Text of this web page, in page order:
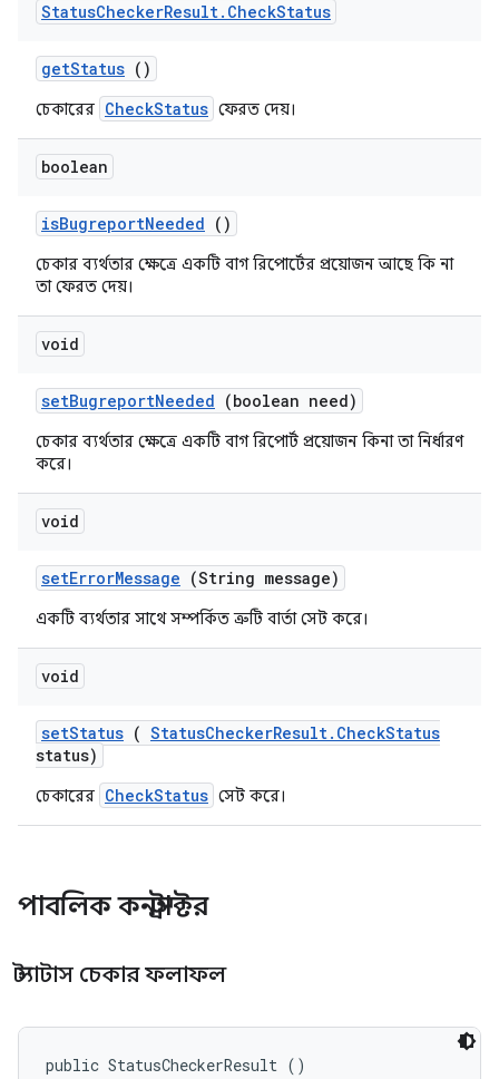
StatusCheckerResult. CheckStatus
getStatus ()
চেকারের CheckStatus ফেরত দেয়।
boolean
isBugreportNeeded ()
চেকার ব্যর্থতার ক্ষেত্রে একটি বাগ রিপোর্টের প্রয়োজন আছে কি না
তা ফেরত দেয়।
void
setBugreportNeeded (boolean need)
চেকার ব্যর্থতার ক্ষেত্রে একটি বাগ রিপোর্ট প্রয়োজন কিনা তা নির্ধারণ
করে।
void
setErrorMessage (String message)
একটি ব্যর্থতার সাথে সম্পর্কিত ত্রুটি বার্তা সেট করে।
void
setStatus ( StatusCheckerResult. CheckStatus
status)
চেকারের CheckStatus সেট করে।
পাবলিক কনস্ট্রাক্টর
স্ট্যাটাস চেকার ফলাফল
public StatusCheckerResult ()